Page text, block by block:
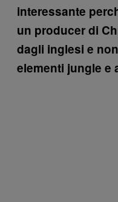
interessante
un producer di
dagli inglesi e
elementi jungle e